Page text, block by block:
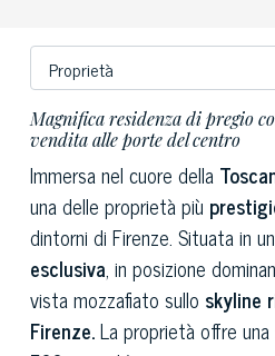
Magnifica residenza di pregio
vendita alle porte del centro
Immersa nel cuore della
una delle proprietà più
dintorni di Firenze. Situata in
esclusiva, in posizione
vista mozzafiato sullo skyline
Firenze.La proprietà offre